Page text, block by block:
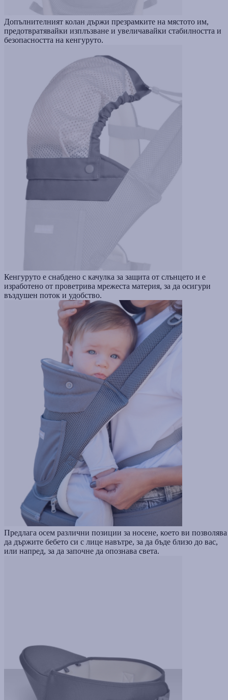
Допълнителният колан държи презрамките на мястото им,
предотвратявайки изплъзване и увеличавайки стабилността и
безопасността на кенгуруто.
Кенгуруто е снабдено с качулка за защита от слънцето и е
изработено от проветрива мрежеста материя, за да осигури
въздушен поток и удобство.
Предлага осем различни позиции за носене, което ви позволява
да държите бебето си с лице навътре, за да бъде близо до вас,
или напред, за да започне да опознава света.